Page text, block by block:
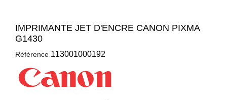
IMPRIMANTE JET D'ENCRE CANON PIXMA
G1430
Référence 113001000192